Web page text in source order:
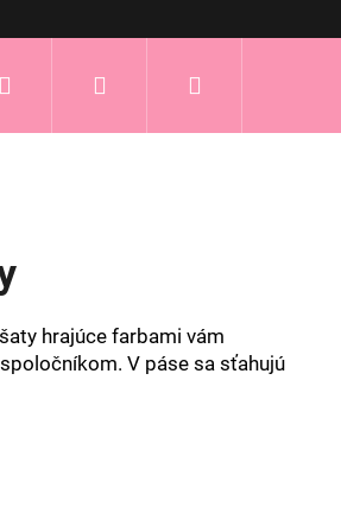
Prihlásenie
hrajúce farbami vám
V páse sa sťahujú